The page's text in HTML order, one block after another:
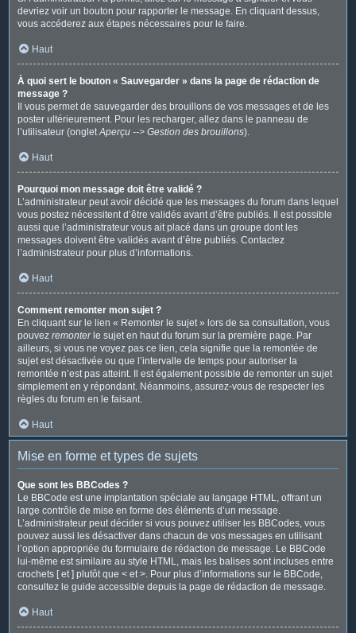
devriez voir un bouton pour rapporter le message. En cliquant dessus,
vous accéderez aux étapes nécessaires pour le faire.
Haut
À quoi sert le bouton « Sauvegarder » dans la page de rédaction de
message ?
Il vous permet de sauvegarder des brouillons de vos messages et de les
poster ultérieurement. Pour les recharger, allez dans le panneau de
l’utilisateur (ongletAperçu --> Gestion des brouillons).
Haut
Pourquoi mon message doit être validé ?
L’administrateur peut avoir décidé que les messages du forum dans lequel
vous postez nécessitent d’être validés avant d’être publiés. Il est possible
aussi que l’administrateur vous ait placé dans un groupe dont les
messages doivent être validés avant d’être publiés. Contactez
l’administrateur pour plus d’informations.
Haut
Comment remonter mon sujet ?
En cliquant sur le lien « Remonter le sujet » lors de sa consultation, vous
pouvez remonterle sujet en haut du forum sur la première page. Par
ailleurs, si vous ne voyez pas ce lien, cela signifie que la remontée de
sujet est désactivée ou que l’intervalle de temps pour autoriser la
remontée n’est pas atteint. Il est également possible de remonter un sujet
simplement en y répondant. Néanmoins, assurez-vous de respecter les
règles du forum en le faisant.
Haut
Mise en forme et types de sujets
Que sont les BBCodes ?
Le BBCode est une implantation spéciale au langage HTML, offrant un
large contrôle de mise en forme des éléments d’un message.
L’administrateur peut décider si vous pouvez utiliser les BBCodes, vous
pouvez aussi les désactiver dans chacun de vos messages en utilisant
l’option appropriée du formulaire de rédaction de message. Le BBCode
lui-même est similaire au style HTML, mais les balises sont incluses entre
crochets [ et ] plutôt que < et >. Pour plus d’informations sur le BBCode,
consultez le guide accessible depuis la page de rédaction de message.
Haut